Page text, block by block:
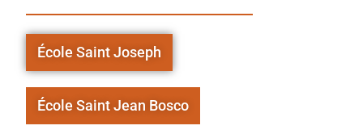
École Saint Joseph
École Saint Jean Bosco